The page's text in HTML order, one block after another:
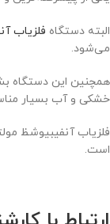
البته دستگاه فلزیاب
می‌شود.
همچنین این دستگاه
خشکی و آب بسیار
فلزیاب آنفیبیوشظ
است.